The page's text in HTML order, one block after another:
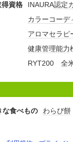
得資格
INAURA認定
カラーコーデ
アロマセラピ
健康管理能力
RYT200 全
な食べもの わらび餅